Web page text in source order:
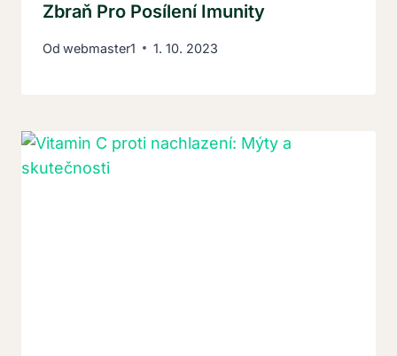
Zbraň Pro Posílení Imunity
Od webmaster1 1. 10. 2023